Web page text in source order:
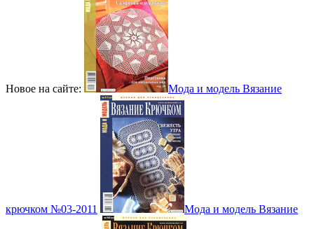
Новое на сайте: Мода и модель Вязание
крючком №03-2011 Мода и модель Вязание